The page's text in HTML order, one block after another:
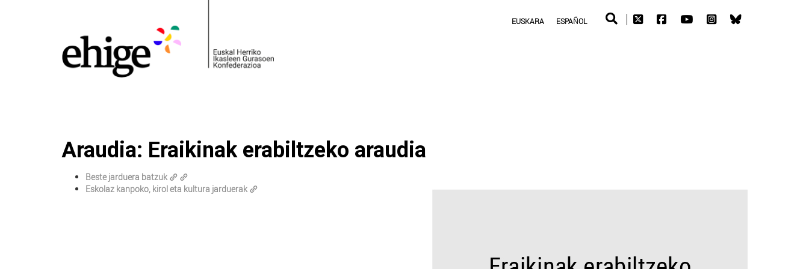
EUSKARA ESPAÑOL
Araudia: Eraikinak erabiltzeko araudia
Beste jarduera batzuk
Eskolaz kanpoko, kirol eta kultura jarduerak